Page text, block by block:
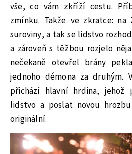
vše, co vám zkříží cestu.
zmínku. Takže ve zkratce: na
suroviny, a tak se lidstvo
a zároveň s těžbou rozjelo
nečekaně otevřel brány
jednoho démona za
přichází hlavní hrdina, jehož
lidstvo a poslat novou
originální.